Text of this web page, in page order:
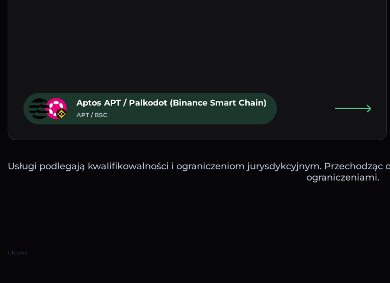
Aptos APT / Palkodot (Binance Smart Chain)
APT / BSC
Usługi podlegają kwalifikowalności i ograniczeniom jurysdykcyjnym.
ograniczeniami.
Główna